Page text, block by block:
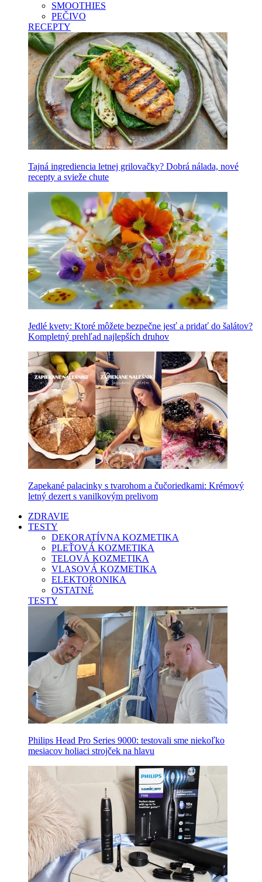
SMOOTHIES
PEČIVO
RECEPTY
Tajná ingrediencia letnej grilovačky? Dobrá nálada, nové
recepty a svieže chute
Jedlé kvety: Ktoré môžete bezpečne jesť a pridať do šalátov?
Kompletný prehľad najlepších druhov
Zapekané palacinky s tvarohom a čučoriedkami: Krémový
letný dezert s vanilkovým prelivom
ZDRAVIE
TESTY
DEKORATÍVNA KOZMETIKA
PLEŤOVÁ KOZMETIKA
TELOVÁ KOZMETIKA
VLASOVÁ KOZMETIKA
ELEKTORONIKA
OSTATNÉ
TESTY
Philips Head Pro Series 9000: testovali sme niekoľko
mesiacov holiaci strojček na hlavu